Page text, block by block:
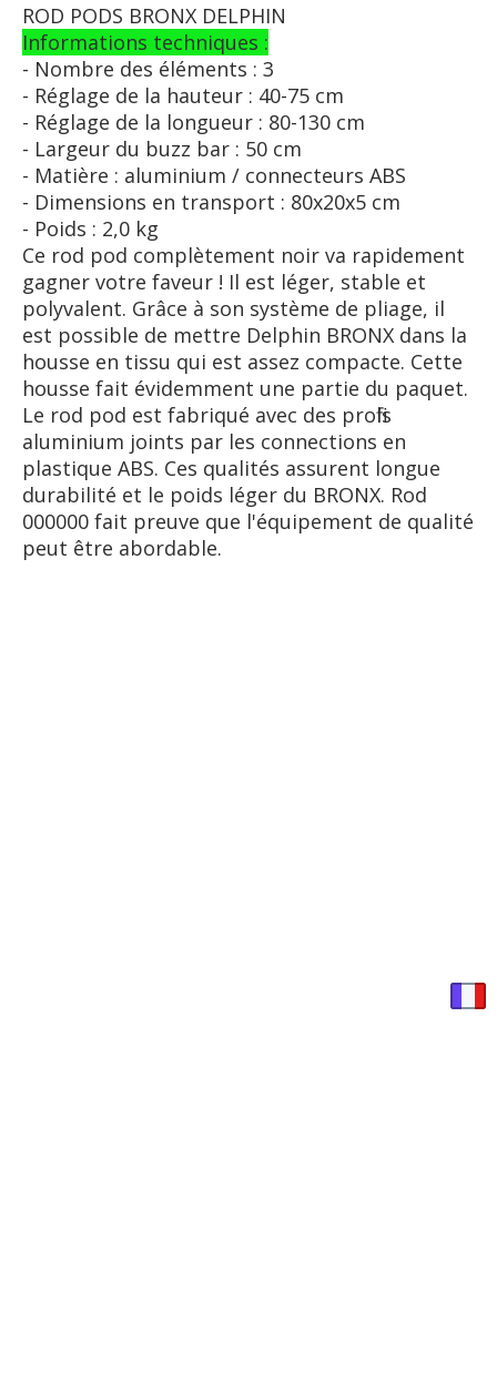
ROD PODS BRONX DELPHIN
Informations techniques :
- Nombre des éléments : 3
- Réglage de la hauteur : 40-75 cm
- Réglage de la longueur : 80-130 cm
- Largeur du buzz bar : 50 cm
- Matière : aluminium / connecteurs ABS
- Dimensions en transport : 80x20x5 cm
- Poids : 2,0 kg
Ce rod pod complètement noir va rapidement
gagner votre faveur ! Il est léger, stable et
polyvalent. Grâce à son système de pliage, il
est possible de mettre Delphin BRONX dans la
housse en tissu qui est assez compacte. Cette
housse fait évidemment une partie du paquet.
Le rod pod est fabriqué avec des profils
aluminium joints par les connections en
plastique ABS. Ces qualités assurent longue
durabilité et le poids léger du BRONX. Rod
000000 fait preuve que l'équipement de qualité
peut être abordable.